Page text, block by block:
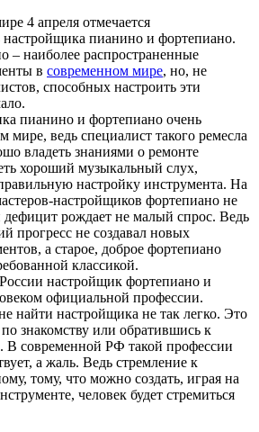
4 апреля отмечается
пианино и фортепиано.
– наиболее распространенные
в современном мире, но, не
способных настроить эти
пианино и фортепиано очень
мире, ведь специалист такого ремесла
владеть знаниями о ремонте
хороший музыкальный слух,
настройку инструмента. На
настройщиков фортепиано не
рождает не малый спрос. Ведь
прогресс не создавал новых
а старое, доброе фортепиано
классикой.
настройщик фортепиано и
официальной профессии.
найти настройщика не так легко. Это
знакомству или обратившись к
В современной РФ такой профессии
а жаль. Ведь стремление к
тому, что можно создать, играя на
человек будет стремиться